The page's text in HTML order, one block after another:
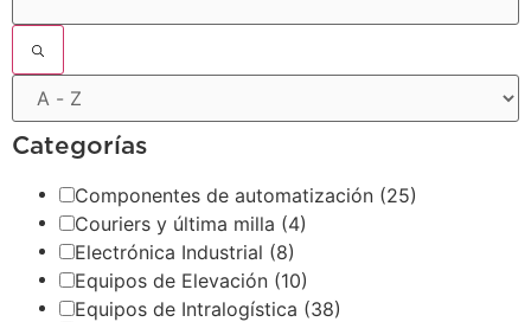
Categorías
Componentes de automatización (25)
Couriers y última milla (4)
Electrónica Industrial (8)
Equipos de Elevación (10)
Equipos de Intralogística (38)